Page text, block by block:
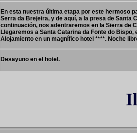
En esta nuestra última etapa por este hermoso
Serra da Brejeira, y de aquí, a la presa de Santa
continuación, nos adentraremos en la Sierra de
Llegaremos a Santa Catarina da Fonte do
Alojamiento en un magnífico hotel ****. Noche
Desayuno en el hotel.